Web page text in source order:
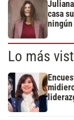
casa
ningún
Lo más